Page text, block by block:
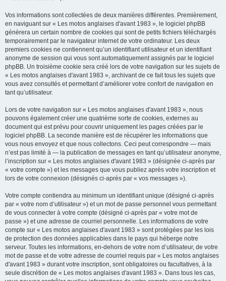
Vos informations sont collectées de deux manières différentes. Premièrement,
en naviguant sur « Les motos anglaises d'avant 1983 », le logiciel phpBB
génèrera un certain nombre de cookies qui sont de petits fichiers téléchargés
temporairement par le navigateur internet de votre ordinateur. Les deux
premiers cookies ne contiennent qu’un identifiant utilisateur et un identifiant
anonyme de session qui vous sont automatiquement assignés par le logiciel
phpBB. Un troisième cookie sera créé lors de votre navigation sur les sujets de
« Les motos anglaises d'avant 1983 », archivant de ce fait tous les sujets que
vous avez consultés et permettant d’améliorer votre confort de navigation en
tant qu’utilisateur.
Lors de votre navigation sur « Les motos anglaises d'avant 1983 », nous
pouvons également créer une quatrième sorte de cookies, externes au
document qui est prévu pour couvrir uniquement les pages créées par le
logiciel phpBB. La seconde manière est de récupérer les informations que
vous nous envoyez et que nous collectons. Ceci peut correspondre — mais
n’est pas limité à — la publication de messages en tant qu’utilisateur anonyme,
l’inscription sur « Les motos anglaises d'avant 1983 » (désignée ci-après par
« votre compte ») et les messages que vous publiez après votre inscription et
lors de votre connexion (désignés ci-après par « vos messages »).
Votre compte contiendra au minimum un identifiant unique (désigné ci-après
par « votre nom d’utilisateur ») et un mot de passe personnel vous permettant
de vous connecter à votre compte (désigné ci-après par « votre mot de
passe ») et une adresse de courriel personnelle. Les informations de votre
compte sur « Les motos anglaises d'avant 1983 » sont protégées par les lois
de protection des données applicables dans le pays qui héberge notre
serveur. Toutes les informations, en-dehors de votre nom d’utilisateur, de votre
mot de passe et de votre adresse de courriel requis par « Les motos anglaises
d'avant 1983 » durant votre inscription, sont obligatoires ou facultatives, à la
seule discrétion de « Les motos anglaises d'avant 1983 ». Dans tous les cas,